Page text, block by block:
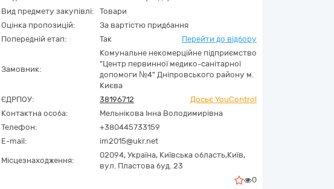
Вид предмету закупівлі:
Товари
Оцінка пропозицій:
За вартістю придбання
Попередній етап:
Так Перейти до відбору
Замовник:
Комунальне некомерційне підприємство
"Центр первинної медико-санітарної
допомоги №4" Дніпровського району м.
Києва
ЄДРПОУ:
38196712
Досьє YouControl
Контактна особа:
Мельнікова Інна Володимирівна
Телефон:
+380445733159
E-mail:
im2015@ukr.net
Місцезнаходження:
02094, Україна, Київська область,Київ,
вул. Пластова буд. 23
0